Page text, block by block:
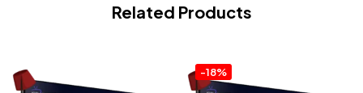
Related Products
-18%